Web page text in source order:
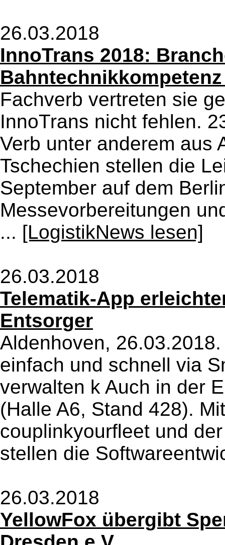
26.03.2018
InnoTrans 2018:
Fachverb vertreten sie
InnoTrans nicht fehlen.
Verb unter anderem aus
Tschechien stellen die
September auf dem
Messevorbereitungen
... [LogistikNews lesen]
26.03.2018
Telematik-App
Entsorger
Aldenhoven,
einfach und schnell via
verwalten k Auch in der
(Halle A6, Stand 428).
couplinkyourfleet und
stellen die
26.03.2018
YellowFox übergibt